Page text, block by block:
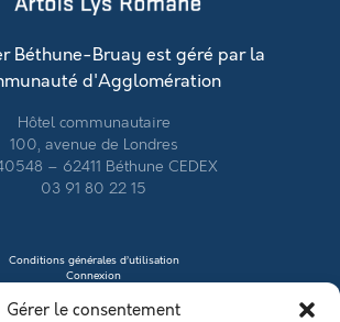
Gérer le consentement
Béthune-Bruay est géré par la
d'Agglomération
Hôtel communautaire
100, avenue de Londres
– 62411 Béthune CEDEX
03 91 80 22 15
Conditions générales d’utilisation
Connexion
Créer mon profil